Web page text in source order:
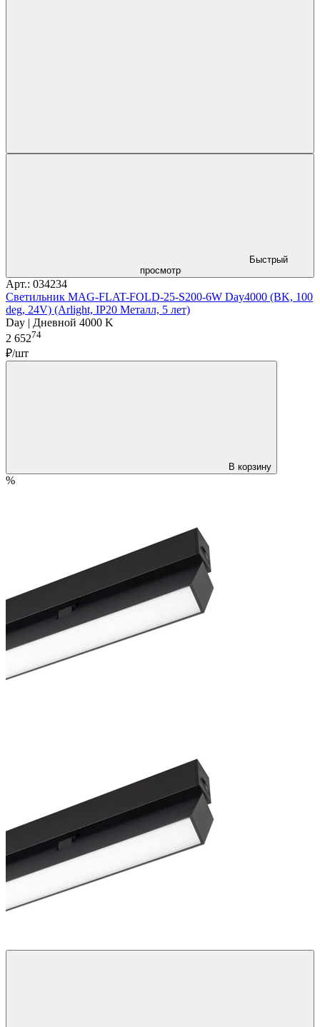
Быстрый
просмотр
Арт.: 034234
Светильник MAG-FLAT-FOLD-25-S200-6W Day4000 (BK, 100
deg, 24V) (Arlight, IP20 Металл, 5 лет)
Day | Дневной 4000 K
2 65274
₽/шт
В корзину
%